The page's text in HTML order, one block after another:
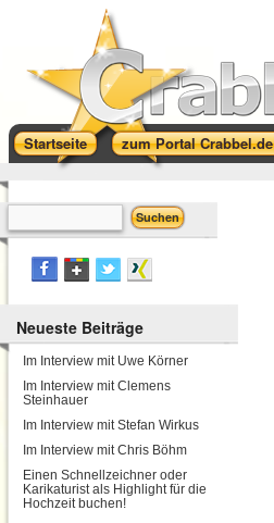
Startseite zum Portal Crabbel.de
Neueste Beiträge
Im Interview mit Uwe Körner
Im Interview mit Clemens
Steinhauer
Im Interview mit Stefan Wirkus
Im Interview mit Chris Böhm
Einen Schnellzeichner oder
Karikaturist als Highlight für die
Hochzeit buchen!